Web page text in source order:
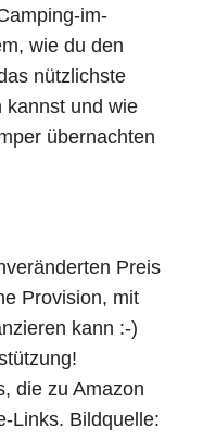
im-
wie du den
nützlichste
kannst und wie
übernachten
Preis
Provision, mit
kann :-)
die zu Amazon
Links. Bildquelle: